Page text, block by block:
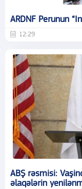
ARDNF Perunun
12:29
ABŞ rəsmisi:
əlaqələrin